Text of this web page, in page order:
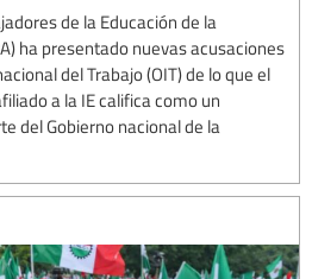
de la Educación de la
ha presentado nuevas acusaciones
del Trabajo (OIT) de lo que el
a la IE califica como un
del Gobierno nacional de la